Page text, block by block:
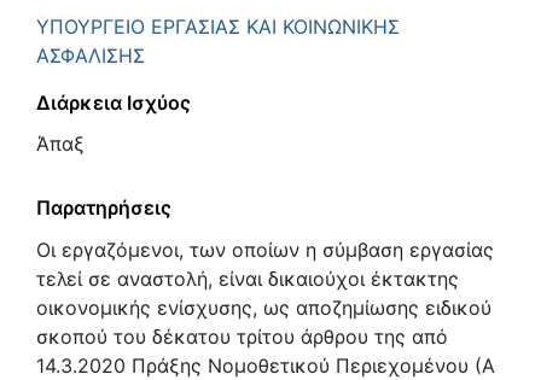
ΥΠΟΥΡΓΕΙΟ ΕΡΓΑΣΙΑΣ ΚΑΙ ΚΟΙΝΩΝΙΚΗΣ
ΑΣΦΑΛΙΣΗΣ
Διάρκεια Ισχύος
Άπαξ
Παρατηρήσεις
Οι εργαζόμενοι, των οποίων η σύμβαση εργασίας
τελεί σε αναστολή, είναι δικαιούχοι έκτακτης
οικονομικής ενίσχυσης, ως αποζημίωσης ειδικού
σκοπού του δέκατου τρίτου άρθρου της από
14.3.2020 Πράξης Νομοθετικού Περιεχομένου (Α